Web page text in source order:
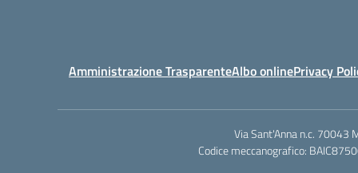
Amministrazione TrasparenteAlbo onlinePrivacy
Via Sant'Anna n.c. 70043
Codice meccanografico: